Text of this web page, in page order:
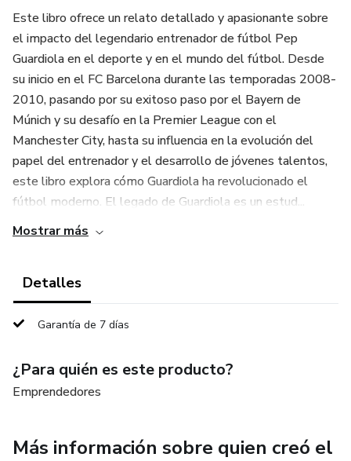
Este libro ofrece un relato detallado y apasionante sobre
el impacto del legendario entrenador de fútbol Pep
Guardiola en el deporte y en el mundo del fútbol. Desde
su inicio en el FC Barcelona durante las temporadas 2008-
2010, pasando por su exitoso paso por el Bayern de
Múnich y su desafío en la Premier League con el
Manchester City, hasta su influencia en la evolución del
papel del entrenador y el desarrollo de jóvenes talentos,
este libro explora cómo Guardiola ha revolucionado el
fútbol moderno. El legado de Guardiola es un estud...
Mostrar más
Detalles
Garantía de 7 días
¿Para quién es este producto?
Emprendedores
Más información sobre quien creó el